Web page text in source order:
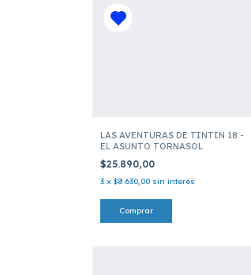
LAS AVENTURAS DE TINTIN 18 -
EL ASUNTO TORNASOL
$25.890,00
3 x $8.630,00 sin interés